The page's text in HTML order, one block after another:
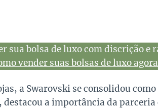
sua bolsa de luxo com discrição e
vender suas bolsas de luxo
a Swarovski se consolidou
destacou a importância da parceria